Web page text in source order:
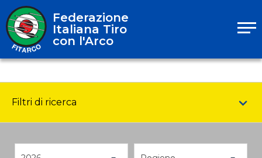
Federazione
Italiana Tiro
con l'Arco
Filtri di ricerca